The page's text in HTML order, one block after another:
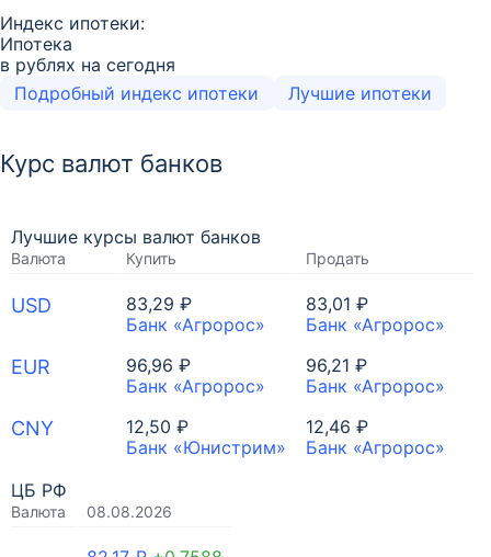
Индекс ипотеки:
Ипотека
в рублях на сегодня
Подробный индекс ипотеки
Лучшие ипотеки
Курс валют банков
Лучшие курсы валют банков
Валюта Купить Продать
USD
83,29 ₽
Банк «Агророс»
83,01 ₽
Банк «Агророс»
EUR
96,96 ₽
Банк «Агророс»
96,21 ₽
Банк «Агророс»
CNY
12,50 ₽
Банк «Юнистрим»
12,46 ₽
Банк «Агророс»
ЦБ РФ
Валюта 08.08.2026